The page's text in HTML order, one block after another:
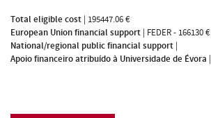
Total eligible cost | 195447.06 €
European Union financial support | FEDER - 166130 €
National/regional public financial support |
Apoio financeiro atribuído à Universidade de Évora |